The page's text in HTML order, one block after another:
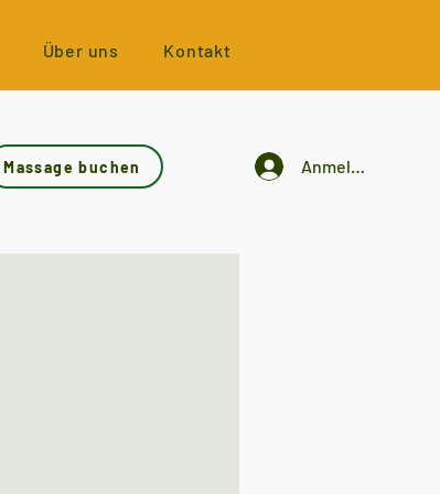
Über uns Kontakt
Massage buchen Anmelden